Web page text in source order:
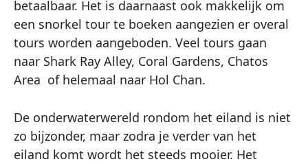
betaalbaar. Het is daarnaast ook makkelijk om
een snorkel tour te boeken aangezien er overal
tours worden aangeboden. Veel tours gaan
naar Shark Ray Alley, Coral Gardens, Chatos
Area of helemaal naar Hol Chan.
De onderwaterwereld rondom het eiland is niet
zo bijzonder, maar zodra je verder van het
eiland komt wordt het steeds mooier. Het